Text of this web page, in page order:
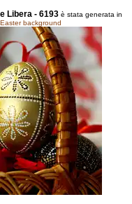
Libera - 6193 è stata generata in
background